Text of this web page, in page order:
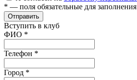
* — поля обязательные для заполнения
Отправить
Вступить в клуб
ФИО *
Телефон *
Город *